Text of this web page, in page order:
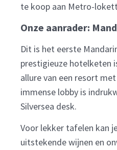
te koop aan Metro-
Onze aanrader:
Dit is het eerste
prestigieuze hotelketen
allure van een resort
immense lobby is
Silversea desk.
Voor lekker tafelen kan
uitstekende wijnen en